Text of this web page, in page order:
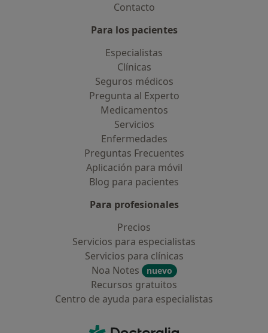
Contacto
Para los pacientes
Especialistas
Clínicas
Seguros médicos
Pregunta al Experto
Medicamentos
Servicios
Enfermedades
Preguntas Frecuentes
Aplicación para móvil
Blog para pacientes
Para profesionales
Precios
Servicios para especialistas
Servicios para clínicas
Noa Notes
nuevo
Recursos gratuitos
Centro de ayuda para especialistas
Doctoralia - Página de inicio